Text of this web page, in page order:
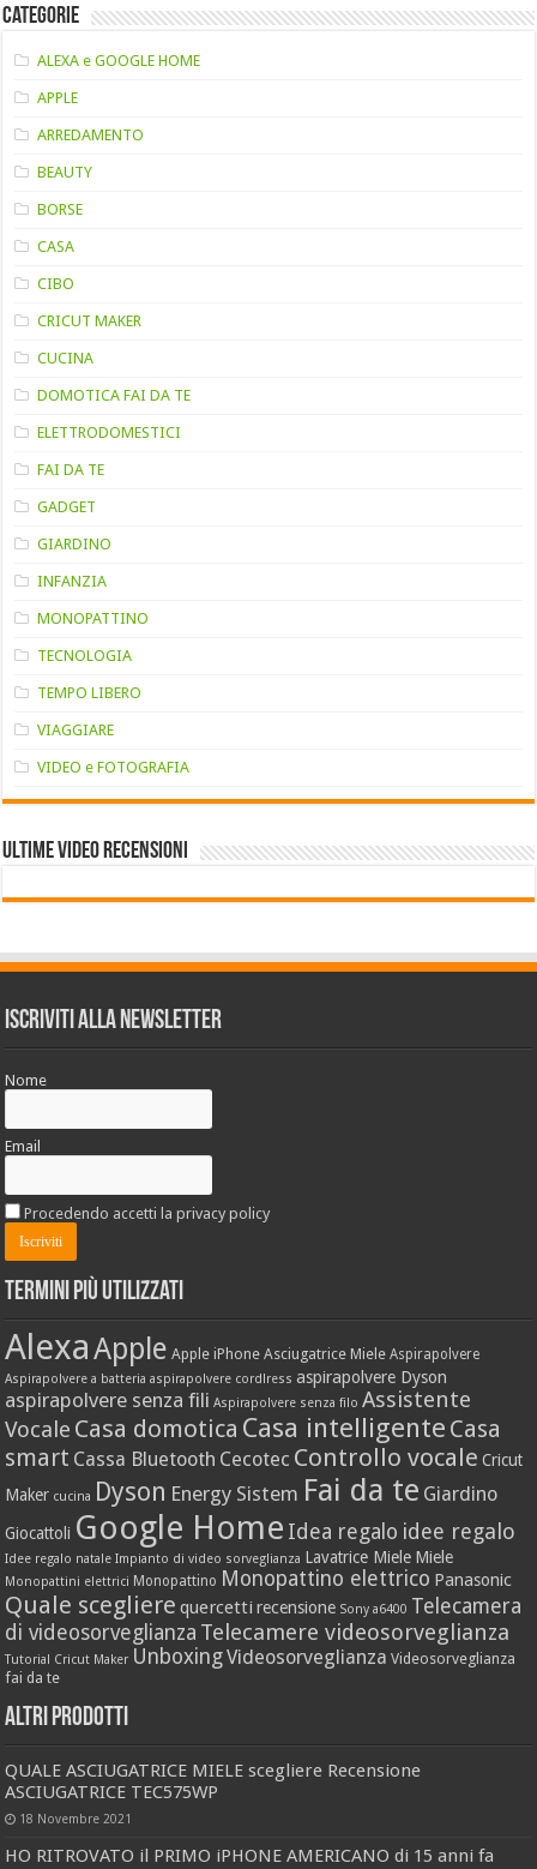
Categorie
ALEXA e GOOGLE HOME
APPLE
ARREDAMENTO
BEAUTY
BORSE
CASA
CIBO
CRICUT MAKER
CUCINA
DOMOTICA FAI DA TE
ELETTRODOMESTICI
FAI DA TE
GADGET
GIARDINO
INFANZIA
MONOPATTINO
TECNOLOGIA
TEMPO LIBERO
VIAGGIARE
VIDEO e FOTOGRAFIA
Ultime VIDEO RECENSIONI
Iscriviti alla Newsletter
Nome
Email
Procedendo accetti la privacy policy
Termini più utilizzati
AlexaApple Apple iPhone Asciugatrice Miele Aspirapolvere
Aspirapolvere a batteria aspirapolvere cordlress aspirapolvere Dyson
aspirapolvere senza fili Aspirapolvere senza filo Assistente
Vocale Casa domotica Casa intelligente Casa
smart Cassa Bluetooth Cecotec Controllo vocale Cricut
Maker cucina Dyson Energy Sistem Fai da te Giardino
Giocattoli Google Home Idea regalo idee regalo
Idee regalo natale Impianto di video sorveglianza Lavatrice Miele Miele
Monopattini elettrici Monopattino Monopattino elettrico Panasonic
Quale scegliere quercetti recensione Sony a6400 Telecamera
di videosorveglianza Telecamere videosorveglianza
Tutorial Cricut Maker UnboxingVideosorveglianza Videosorveglianza
fai da te
Altri prodotti
QUALE ASCIUGATRICE MIELE scegliere Recensione
ASCIUGATRICE TEC575WP
18 Novembre 2021
HO RITROVATO il PRIMO iPHONE AMERICANO di 15 anni fa